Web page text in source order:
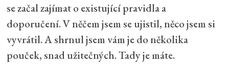
se začal zajímat o existující pravidla a
doporučení. V něčem jsem se ujistil, něco jsem si
vyvrátil. A shrnul jsem vám je do několika
pouček, snad užitečných. Tady je máte.